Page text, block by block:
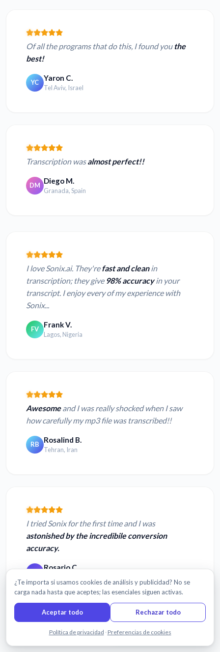
Of all the programs that do this, I found you the
best!
YC Yaron C.
Tel Aviv, Israel
Transcription wasalmost perfect!!
DM Diego M.
Granada, Spain
I love Sonix.ai. They'refast and cleanin
transcription; they give 98% accuracyin your
transcript. I enjoy every of my experience with
Sonix...
FV Frank V.
Lagos, Nigeria
Awesomeand I was really shocked when I saw
how carefully my mp3 file was transcribed!!
RB Rosalind B.
Tehran, Iran
I tried Sonix for the first time and I was
astonished by the incredibile conversion
accuracy.
Rosario C.
Leer más reseñasChatea con nosotros
¿Te importa si usamos cookies de análisis y publicidad? No se
carga nada hasta que aceptes; las esenciales siguen activas.
Aceptar todo Rechazar todo
Política de privacidad · Preferencias de cookies